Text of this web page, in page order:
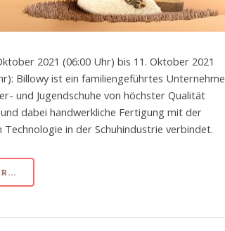
2021 (06:00 Uhr) bis 11. Oktober 2021
Billowy ist ein familiengeführtes
und Jugendschuhe von höchster Qualität
dabei handwerkliche Fertigung mit der
Technologie in der Schuhindustrie verbindet.